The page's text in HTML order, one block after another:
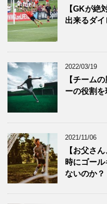
【GKが絶
出来るダイ
2022/03/19
【チーム
ーの役割を
2021/11/06
【お父さ
時にゴー
ないのか？